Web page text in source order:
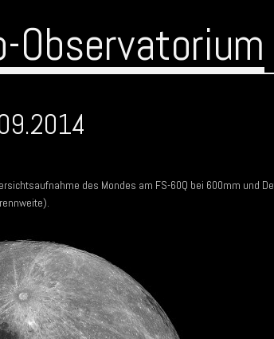
Observatorium
des Mondes am FS-60Q bei 600mm und